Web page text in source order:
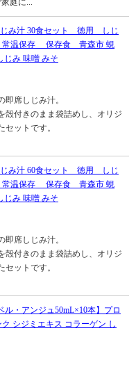
庭に...
み汁 30食セット 徳用 しじ
常温保存 保存食 青森市 蜆
じみ 味噌 みそ
席しじみ汁。
殻付きのまま袋詰めし、オリジ
ットです。
み汁 60食セット 徳用 しじ
常温保存 保存食 青森市 蜆
じみ 味噌 みそ
席しじみ汁。
殻付きのまま袋詰めし、オリジ
ットです。
ル・アンジュ50mL×10本】プロ
シジミエキス コラーゲン し